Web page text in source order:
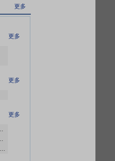
更多
更多
更多
更多